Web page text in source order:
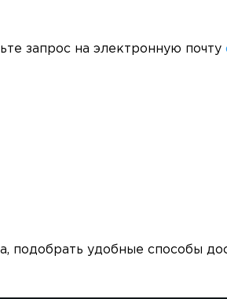
запрос на электронную почту
подобрать удобные способы